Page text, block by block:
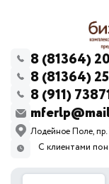
8 (81364)
8 (81364)
8 (911)
Лодейное Поле, пр.
С клиентами